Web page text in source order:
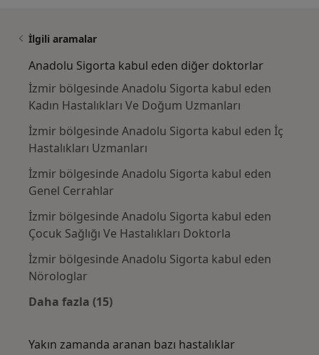
İlgili aramalar
Anadolu Sigorta kabul eden diğer doktorlar
İzmir bölgesinde Anadolu Sigorta kabul eden
Kadın Hastalıkları Ve Doğum Uzmanları
İzmir bölgesinde Anadolu Sigorta kabul eden İç
Hastalıkları Uzmanları
İzmir bölgesinde Anadolu Sigorta kabul eden
Genel Cerrahlar
İzmir bölgesinde Anadolu Sigorta kabul eden
Çocuk Sağlığı Ve Hastalıkları Doktorla
İzmir bölgesinde Anadolu Sigorta kabul eden
Nörologlar
Daha fazla (15)
Yakın zamanda aranan bazı hastalıklar